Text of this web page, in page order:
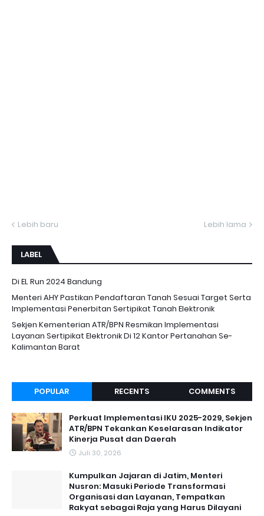
Lebih baru Lebih lama
LABEL
Di EL Run 2024 Bandung
Menteri AHY Pastikan Pendaftaran Tanah Sesuai Target Serta
Implementasi Penerbitan Sertipikat Tanah Elektronik
Sekjen Kementerian ATR/BPN Resmikan Implementasi
Layanan Sertipikat Elektronik Di 12 Kantor Pertanahan Se-
Kalimantan Barat
POPULAR RECENTS COMMENTS
Perkuat Implementasi IKU 2025-2029, Sekjen
ATR/BPN Tekankan Keselarasan Indikator
Kinerja Pusat dan Daerah
Juli 30, 2026
Kumpulkan Jajaran di Jatim, Menteri
Nusron: Masuki Periode Transformasi
Organisasi dan Layanan, Tempatkan
Rakyat sebagai Raja yang Harus Dilayani